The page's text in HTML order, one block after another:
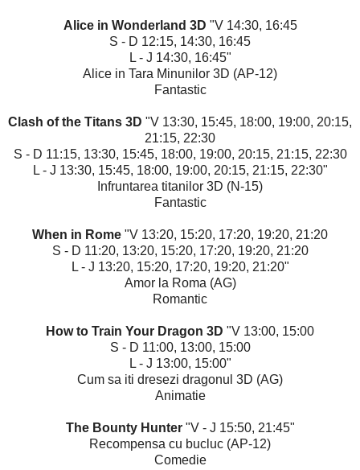
Alice in Wonderland 3D "V 14:30, 16:45
S - D 12:15, 14:30, 16:45
L - J 14:30, 16:45"
Alice in Tara Minunilor 3D (AP-12)
Fantastic
Clash of the Titans 3D "V 13:30, 15:45, 18:00, 19:00, 20:15,
21:15, 22:30
S - D 11:15, 13:30, 15:45, 18:00, 19:00, 20:15, 21:15, 22:30
L - J 13:30, 15:45, 18:00, 19:00, 20:15, 21:15, 22:30"
Infruntarea titanilor 3D (N-15)
Fantastic
When in Rome "V 13:20, 15:20, 17:20, 19:20, 21:20
S - D 11:20, 13:20, 15:20, 17:20, 19:20, 21:20
L - J 13:20, 15:20, 17:20, 19:20, 21:20"
Amor la Roma (AG)
Romantic
How to Train Your Dragon 3D "V 13:00, 15:00
S - D 11:00, 13:00, 15:00
L - J 13:00, 15:00"
Cum sa iti dresezi dragonul 3D (AG)
Animatie
The Bounty Hunter "V - J 15:50, 21:45"
Recompensa cu bucluc (AP-12)
Comedie